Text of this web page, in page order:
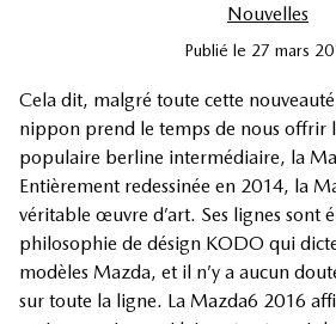
Nouvelles
Publié le 27 mars
Cela dit, malgré toute cette
nippon prend le temps de nous offrir
populaire berline intermédiaire, la
Entièrement redessinée en 2014, la
véritable œuvre d’art. Ses lignes sont
philosophie de désign KODO qui
modèles Mazda, et il n’y a aucun
sur toute la ligne. La Mazda6 2016